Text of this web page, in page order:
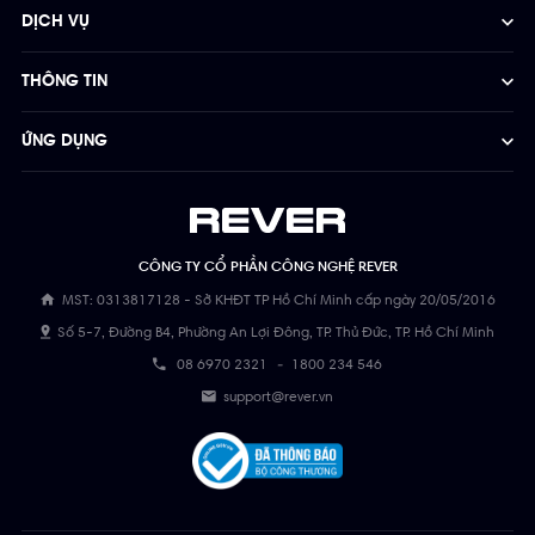
CÔNG TY CỔ PHẦN CÔNG NGHỆ REVER
MST: 0313817128 - Sở KHĐT TP Hồ Chí Minh cấp ngày 20/05/2016
Số 5-7, Đường B4, Phường An Lợi Đông, TP. Thủ Đức, TP. Hồ Chí Minh
08 6970 2321 - 1800 234 546
support@rever.vn
DỊCH VỤ
THÔNG TIN
ỨNG DỤNG